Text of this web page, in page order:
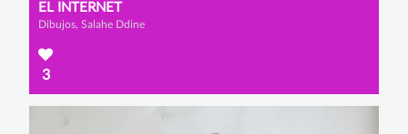
EL INTERNET
Dibujos, Salahe Ddine
3